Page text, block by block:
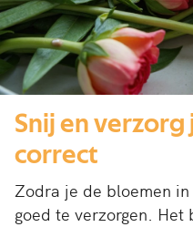
Snij en
correct
Zodra je de bloemen
goed te verzorgen.